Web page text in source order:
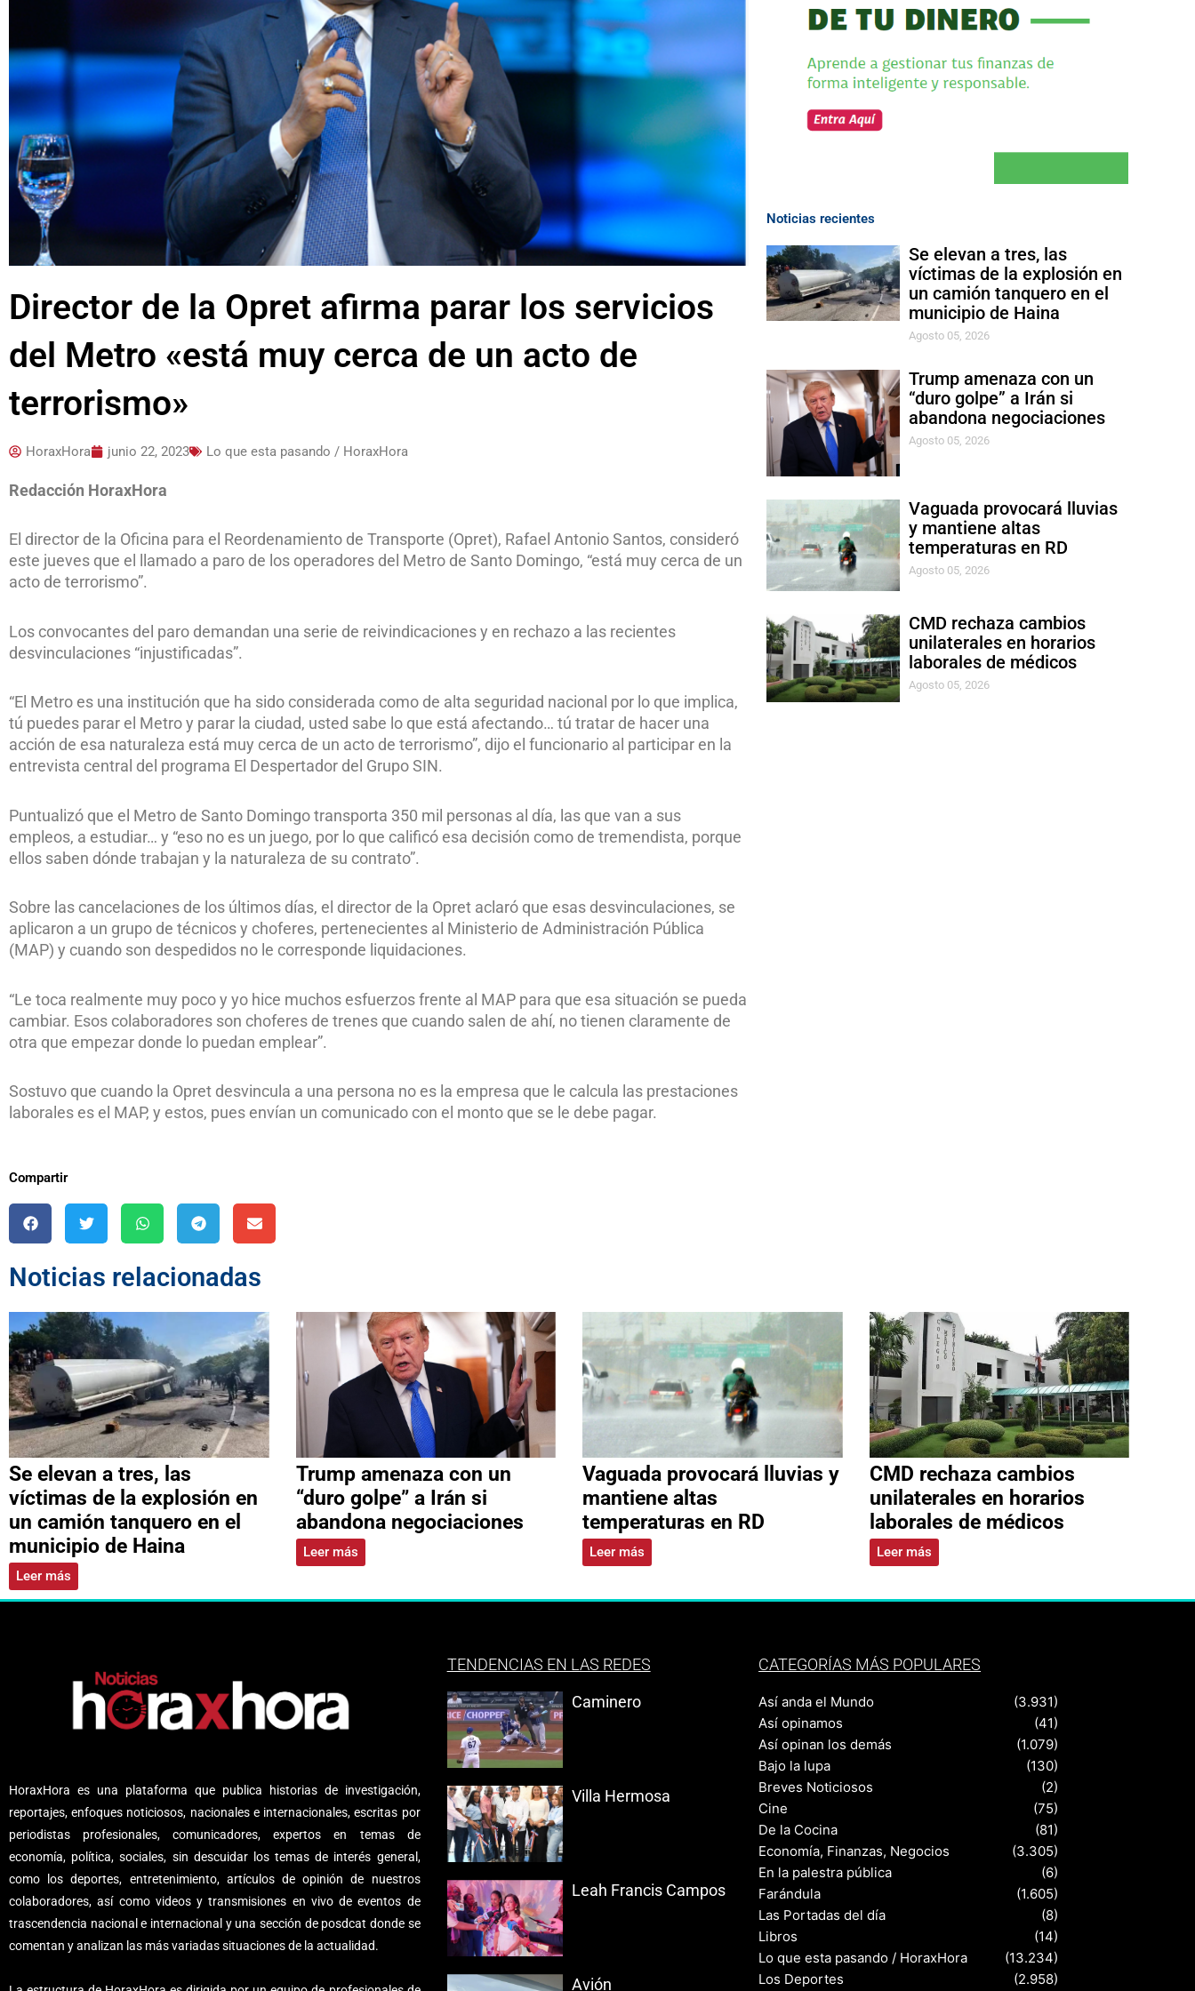
Director de la Opret afirma parar los servicios
del Metro «está muy cerca de un acto de
terrorismo»
HoraxHora junio 22, 2023 Lo que esta pasando / HoraxHora
Redacción HoraxHora
El director de la Oficina para el Reordenamiento de Transporte (Opret), Rafael Antonio Santos, consideró
este jueves que el llamado a paro de los operadores del Metro de Santo Domingo, “está muy cerca de un
acto de terrorismo”.
Los convocantes del paro demandan una serie de reivindicaciones y en rechazo a las recientes
desvinculaciones “injustificadas”.
“El Metro es una institución que ha sido considerada como de alta seguridad nacional por lo que implica,
tú puedes parar el Metro y parar la ciudad, usted sabe lo que está afectando… tú tratar de hacer una
acción de esa naturaleza está muy cerca de un acto de terrorismo”, dijo el funcionario al participar en la
entrevista central del programa El Despertador del Grupo SIN.
Puntualizó que el Metro de Santo Domingo transporta 350 mil personas al día, las que van a sus
empleos, a estudiar… y “eso no es un juego, por lo que calificó esa decisión como de tremendista, porque
ellos saben dónde trabajan y la naturaleza de su contrato”.
Sobre las cancelaciones de los últimos días, el director de la Opret aclaró que esas desvinculaciones, se
aplicaron a un grupo de técnicos y choferes, pertenecientes al Ministerio de Administración Pública
(MAP) y cuando son despedidos no le corresponde liquidaciones.
“Le toca realmente muy poco y yo hice muchos esfuerzos frente al MAP para que esa situación se pueda
cambiar. Esos colaboradores son choferes de trenes que cuando salen de ahí, no tienen claramente de
otra que empezar donde lo puedan emplear”.
Sostuvo que cuando la Opret desvincula a una persona no es la empresa que le calcula las prestaciones
laborales es el MAP, y estos, pues envían un comunicado con el monto que se le debe pagar.
Compartir
Noticias recientes
Se elevan a tres, las
víctimas de la explosión en
un camión tanquero en el
municipio de Haina
Agosto 05, 2026
Trump amenaza con un
“duro golpe” a Irán si
abandona negociaciones
Agosto 05, 2026
Vaguada provocará lluvias
y mantiene altas
temperaturas en RD
Agosto 05, 2026
CMD rechaza cambios
unilaterales en horarios
laborales de médicos
Agosto 05, 2026
Noticias relacionadas
Se elevan a tres, las
víctimas de la explosión en
un camión tanquero en el
municipio de Haina
Leer más
Trump amenaza con un
“duro golpe” a Irán si
abandona negociaciones
Leer más
Vaguada provocará lluvias y
mantiene altas
temperaturas en RD
Leer más
CMD rechaza cambios
unilaterales en horarios
laborales de médicos
Leer más
HoraxHora es una plataforma que publica historias de investigación,
reportajes, enfoques noticiosos, nacionales e internacionales, escritas por
periodistas profesionales, comunicadores, expertos en temas de
economía, política, sociales, sin descuidar los temas de interés general,
como los deportes, entretenimiento, artículos de opinión de nuestros
colaboradores, así como videos y transmisiones en vivo de eventos de
trascendencia nacional e internacional y una sección de posdcat donde se
comentan y analizan las más variadas situaciones de la actualidad.
TENDENCIAS EN LAS REDES
Caminero
Villa Hermosa
Leah Francis Campos
Avión
CATEGORÍAS MÁS POPULARES
Así anda el Mundo
(3.931)
Así opinamos
(41)
Así opinan los demás
(1.079)
Bajo la lupa
(130)
Breves Noticiosos
(2)
Cine
(75)
De la Cocina
(81)
Economía, Finanzas, Negocios
(3.305)
En la palestra pública
(6)
Farándula
(1.605)
Las Portadas del día
(8)
Libros
(14)
Lo que esta pasando / HoraxHora
(13.234)
Los Deportes
(2.958)